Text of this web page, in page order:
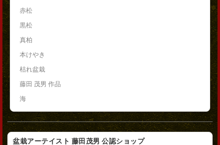
赤松
黒松
真柏
本けやき
枯れ盆栽
藤田 茂男 作品
海
盆栽アーテイスト 藤田茂男 公認ショップ